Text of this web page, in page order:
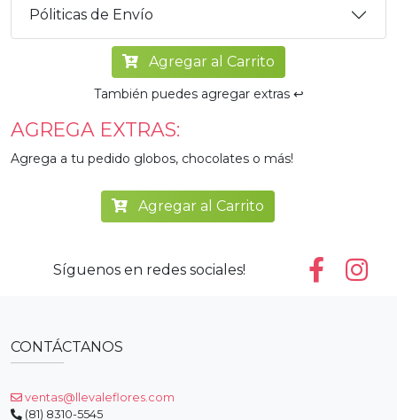
Póliticas de Envío
Agregar al Carrito
También puedes agregar extras ↩️
AGREGA EXTRAS:
Agrega a tu pedido globos, chocolates o más!
Agregar al Carrito
Síguenos en redes sociales!
CONTÁCTANOS
ventas@llevaleflores.com
(81) 8310-5545